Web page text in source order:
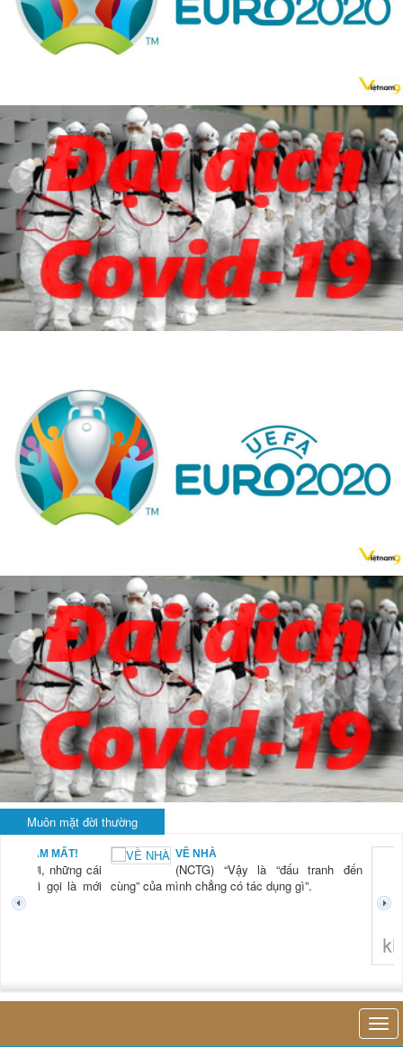
Muôn mặt đời thường
NAM MẤT!
những cái
gọi là mới
VỀ NHÀ
(NCTG) “Vậy là “đấu tranh đến
cùng” của mình chẳng có tác dụng gì”.